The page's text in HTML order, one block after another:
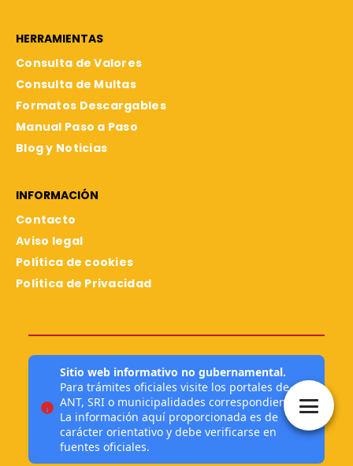
HERRAMIENTAS
Consulta de Valores
Consulta de Multas
Formatos Descargables
Manual Paso a Paso
Blog y Noticias
INFORMACIÓN
Contacto
Aviso legal
Política de cookies
Política de Privacidad
Sitio web informativo no gubernamental.
Para trámites oficiales visite los portales de
ANT, SRI o municipalidades correspondientes.
La información aquí proporcionada es de
carácter orientativo y debe verificarse en
fuentes oficiales.